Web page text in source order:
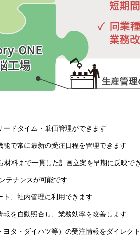
ドタイム・単価管理ができます
で常に最新の受注日程を管理できます
材料まで一貫した計画立案を早期に反映で
テナンスが可能です
、社内管理に利用できます
を自動照合し、業務効率を改善します
ヨタ・ダイハツ等）の受注情報をダイレ